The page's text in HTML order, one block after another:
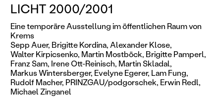
LICHT 2000/2001
Eine temporäre Ausstellung im öffentlichen Raum von
Krems
Sepp Auer, Brigitte Kordina, Alexander Klose,
Walter Kirpicsenko, Martin Mostböck, Brigitte Pamperl,
Franz Sam, Irene Ott-Reinisch, Martin Skladal,
Markus Wintersberger, Evelyne Egerer, Lam Fung,
Rudolf Macher, PRINZGAU/podgorschek, Erwin Redl,
Michael Zinganel